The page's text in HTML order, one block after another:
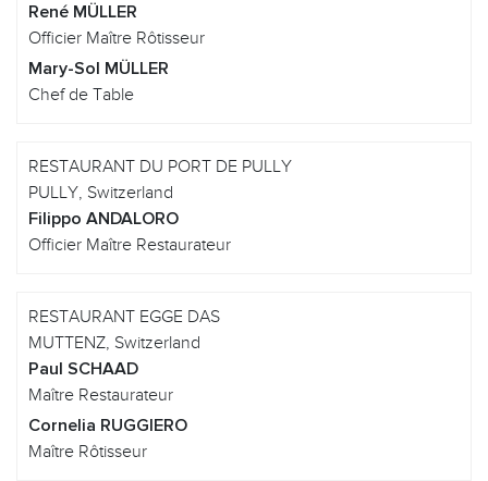
René MÜLLER
Officier Maître Rôtisseur
Mary-Sol MÜLLER
Chef de Table
RESTAURANT DU PORT DE PULLY
PULLY, Switzerland
Filippo ANDALORO
Officier Maître Restaurateur
RESTAURANT EGGE DAS
MUTTENZ, Switzerland
Paul SCHAAD
Maître Restaurateur
Cornelia RUGGIERO
Maître Rôtisseur